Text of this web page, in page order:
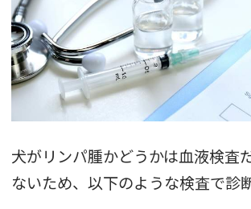
犬がリンパ腫かどうかは血液検査
ないため、以下のような検査で診